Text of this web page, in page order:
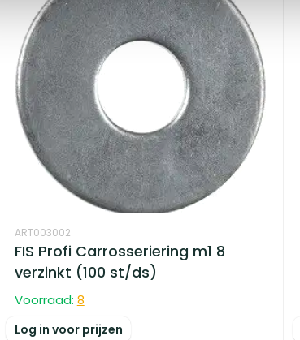
ART003002
FIS Profi Carrosseriering m1 8
verzinkt (100 st/ds)
Voorraad: 8
Log in voor prijzen